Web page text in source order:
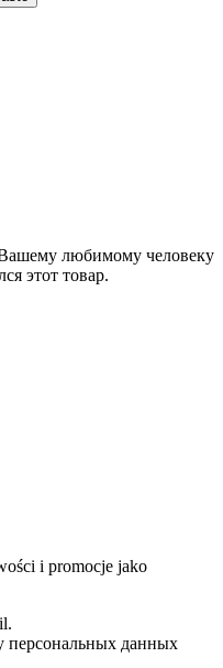
любимому человеку
этот товар.
i promocje jako
персональных данных